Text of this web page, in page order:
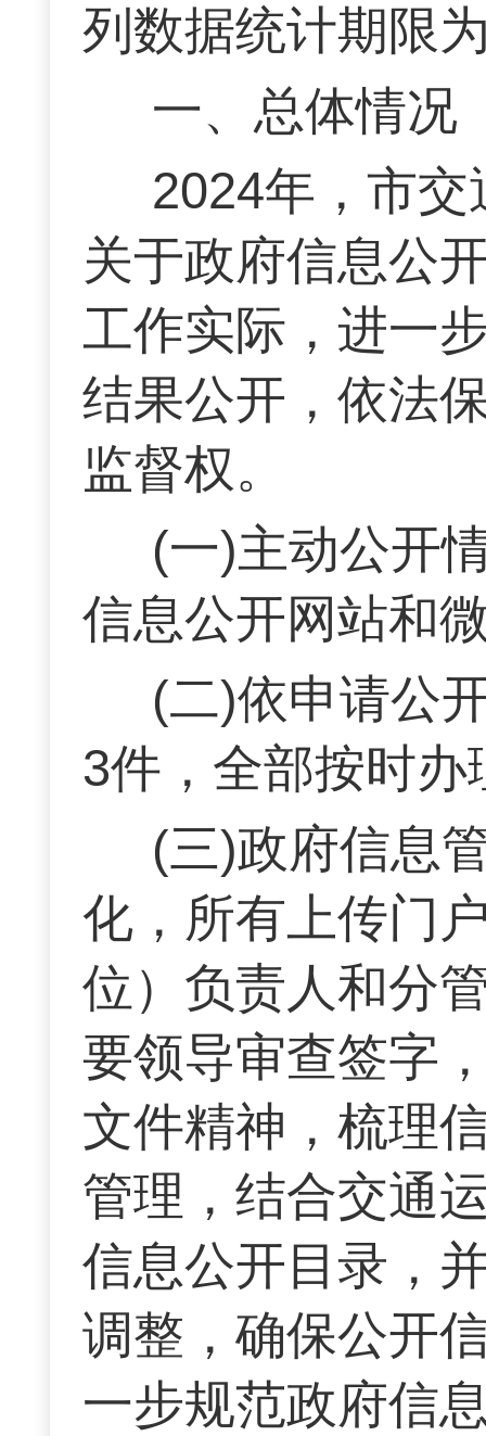
列数据统计期限
一、总体情况
2024年，市
关于政府信息公
工作实际，进一
结果公开，依法
监督权。
(一)主动公开
信息公开网站和
(二)依申请公
3件，全部按时办
(三)政府信息
化，所有上传门
位）负责人和分
要领导审查签字
文件精神，梳理
管理，结合交通
信息公开目录，
调整，确保公开
一步规范政府信